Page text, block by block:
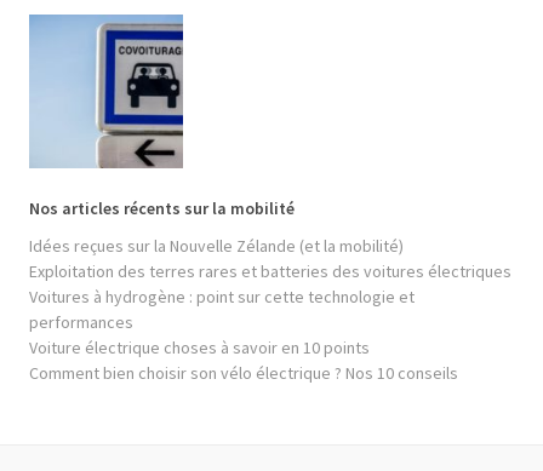
Nos articles récents sur la mobilité
Idées reçues sur la Nouvelle Zélande (et la mobilité)
Exploitation des terres rares et batteries des voitures électriques
Voitures à hydrogène : point sur cette technologie et
performances
Voiture électrique choses à savoir en 10 points
Comment bien choisir son vélo électrique ? Nos 10 conseils